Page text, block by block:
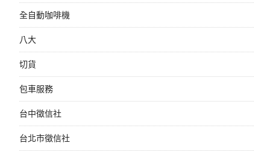
全自動咖啡機
八大
切貨
包車服務
台中徵信社
台北市徵信社